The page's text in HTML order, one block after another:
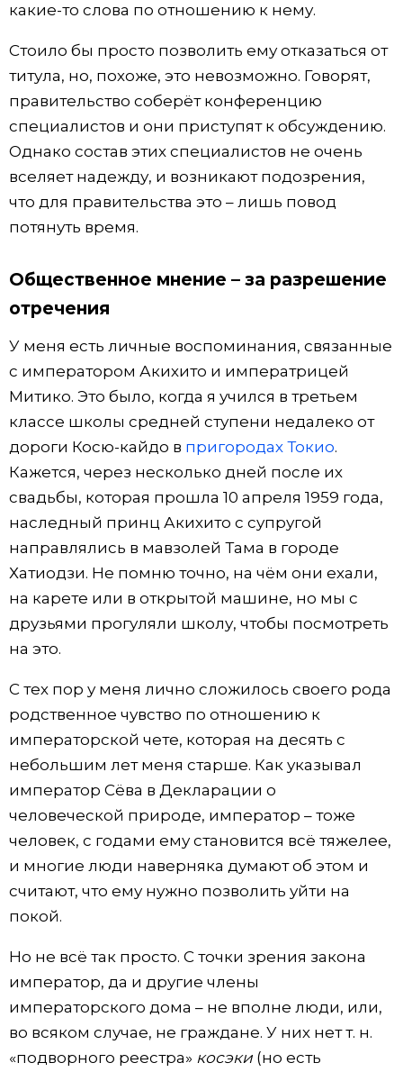
какие-то слова по отношению к нему.
Стоило бы просто позволить ему отказаться от
титула, но, похоже, это невозможно. Говорят,
правительство соберёт конференцию
специалистов и они приступят к обсуждению.
Однако состав этих специалистов не очень
вселяет надежду, и возникают подозрения,
что для правительства это – лишь повод
потянуть время.
Общественное мнение – за разрешение
отречения
У меня есть личные воспоминания, связанные
с императором Акихито и императрицей
Митико. Это было, когда я учился в третьем
классе школы средней ступени недалеко от
дороги Косю-кайдо в пригородах Токио.
Кажется, через несколько дней после их
свадьбы, которая прошла 10 апреля 1959 года,
наследный принц Акихито с супругой
направлялись в мавзолей Тама в городе
Хатиодзи. Не помню точно, на чём они ехали,
на карете или в открытой машине, но мы с
друзьями прогуляли школу, чтобы посмотреть
на это.
С тех пор у меня лично сложилось своего рода
родственное чувство по отношению к
императорской чете, которая на десять с
небольшим лет меня старше. Как указывал
император Сёва в Декларации о
человеческой природе, император – тоже
человек, с годами ему становится всё тяжелее,
и многие люди наверняка думают об этом и
считают, что ему нужно позволить уйти на
покой.
Но не всё так просто. С точки зрения закона
император, да и другие члены
императорского дома – не вполне люди, или,
во всяком случае, не граждане. У них нет т. н.
«подворного реестра» косэки(но есть